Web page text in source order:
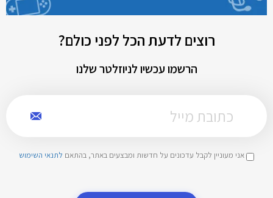
רוצים לדעת הכל לפני כולם?
הרשמו עכשיו לניוזלטר שלנו
אני מעוניין לקבל עדכונים על חדשות ומבצעים באתר, בהתאם לתנאי השימוש